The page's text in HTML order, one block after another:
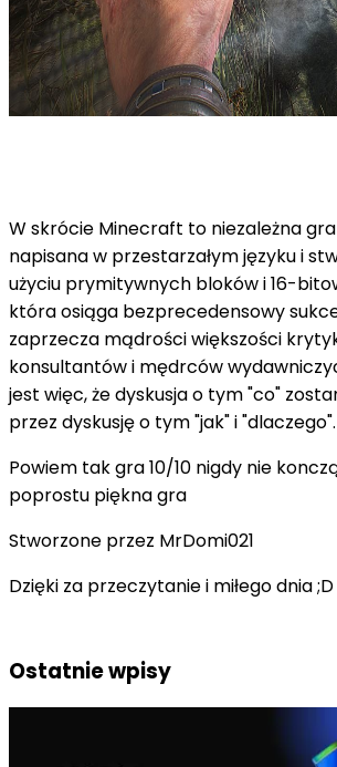
W skrócie Minecraft to niezależna
napisana w przestarzałym języku i
użyciu prymitywnych bloków i 16-
która osiąga bezprecedensowy
zaprzecza mądrości większości
konsultantów i mędrców
jest więc, że dyskusja o tym "co"
przez dyskusję o tym "jak" i "dlaczego".
Powiem tak gra 10/10 nigdy nie
poprostu piękna gra
Stworzone przez MrDomi021
Dzięki za przeczytanie i miłego dnia ;D
Ostatnie wpisy